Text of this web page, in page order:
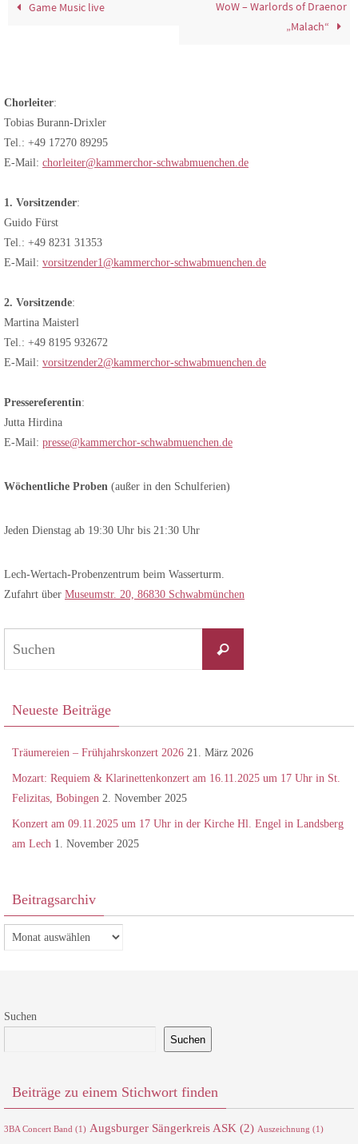
Game Music live
WoW – Warlords of Draenor
„Malach“
Chorleiter:
Tobias Burann-Drixler
Tel.: +49 17270 89295
E-Mail: chorleiter@kammerchor-schwabmuenchen.de
1. Vorsitzender:
Guido Fürst
Tel.: +49 8231 31353
E-Mail: vorsitzender1@kammerchor-schwabmuenchen.de
2. Vorsitzende:
Martina Maisterl
Tel.: +49 8195 932672
E-Mail: vorsitzender2@kammerchor-schwabmuenchen.de
Pressereferentin:
Jutta Hirdina
E-Mail: presse@kammerchor-schwabmuenchen.de
Wöchentliche Proben (außer in den Schulferien)
Jeden Dienstag ab 19:30 Uhr bis 21:30 Uhr
Lech-Wertach-Probenzentrum beim Wasserturm.
Zufahrt über Museumstr. 20, 86830 Schwabmünchen
Suchen
Neueste Beiträge
Träumereien – Frühjahrskonzert 2026 21. März 2026
Mozart: Requiem & Klarinettenkonzert am 16.11.2025 um 17 Uhr in St.
Felizitas, Bobingen 2. November 2025
Konzert am 09.11.2025 um 17 Uhr in der Kirche Hl. Engel in Landsberg
am Lech 1. November 2025
Beitragsarchiv
Beitragsarchiv
Suchen
Suchen
Beiträge zu einem Stichwort finden
3BA Concert Band (1) Augsburger Sängerkreis ASK (2) Auszeichnung (1)